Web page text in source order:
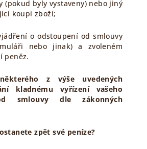
byly vystaveny) nebo jiný
koupi zboží;
o odstoupení od smlouvy
nebo jinak) a zvoleném
peněz.
z výše uvedených
kladnému vyřízení vašeho
smlouvy dle zákonných
zpět své peníze?